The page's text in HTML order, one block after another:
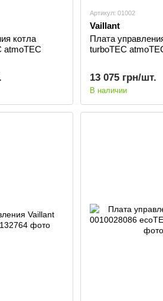
котла
atmoTEC
Артикул: 01002
Vaillant
Плата
turboTEC
13 075 грн/шт.
В наличии